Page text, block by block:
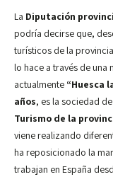
La Diputación
podría decirse que,
turísticos de la
lo hace a través de una
actualmente “Huesca
años, es la sociedad
Turismo de la
viene realizando
ha reposicionado la
trabajan en España